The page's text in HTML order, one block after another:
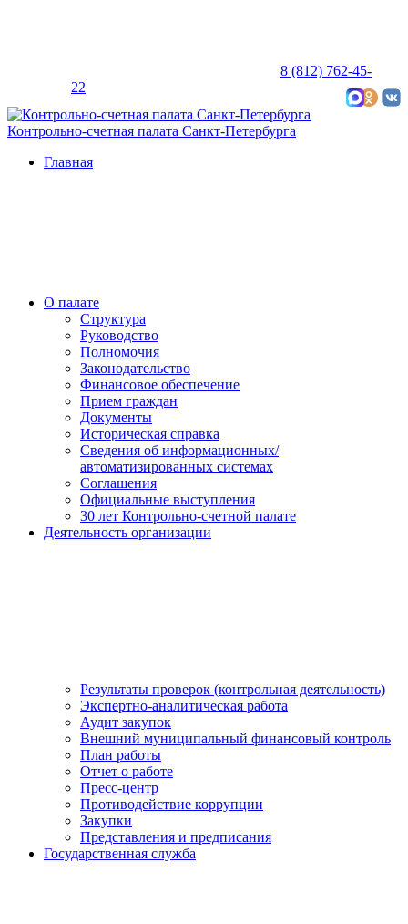
8 (812) 762-45-
22
Контрольно-счетная палата Санкт-Петербурга
Главная
О палате
Структура
Руководство
Полномочия
Законодательство
Финансовое обеспечение
Прием граждан
Документы
Историческая справка
Сведения об информационных/
автоматизированных системах
Соглашения
Официальные выступления
30 лет Контрольно-счетной палате
Деятельность организации
Результаты проверок (контрольная деятельность)
Экспертно-аналитическая работа
Аудит закупок
Внешний муниципальный финансовый контроль
План работы
Отчет о работе
Пресс-центр
Противодействие коррупции
Закупки
Представления и предписания
Государственная служба